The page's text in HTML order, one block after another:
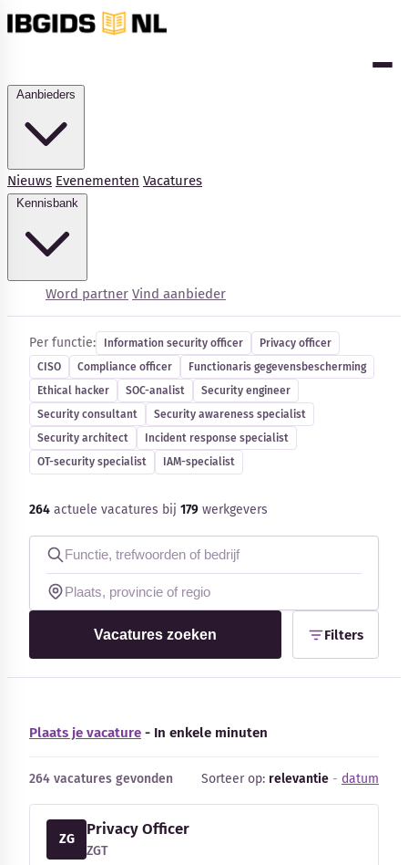
Nieuws Evenementen Vacatures
Word partner Vind aanbieder
Kennisbank
Blog
Bedrijfsupdates
Externe bronnen
Woordenboek
Auteurs
Cybersecurity-vacatures
Per functie: Information security officer
Privacy officer
CISO
Compliance officer
Functionaris gegevensbescherming
Ethical hacker
SOC-analist
Security engineer
Security consultant
Security awareness specialist
Security architect
Incident response specialist
OT-security specialist
IAM-specialist
264 actuele vacatures bij 179 werkgevers
Vacatures zoeken Filters
Plaats je vacature - In enkele minuten
264 vacatures gevonden Sorteer op: relevantie - datum
ZG
Privacy Officer
ZGT